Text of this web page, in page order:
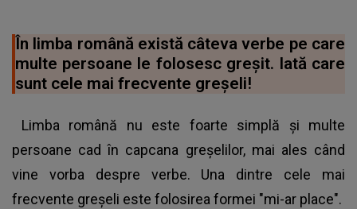
În limba română există câteva verbe pe care
multe persoane le folosesc greşit. Iată care
sunt cele mai frecvente greşeli!
Limba română nu este foarte simplă şi multe
persoane cad în capcana greşelilor, mai ales când
vine vorba despre verbe. Una dintre cele mai
frecvente greşeli este folosirea formei "mi-ar place".